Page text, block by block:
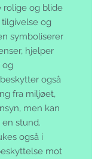
rolige og blide
og
symboliserer
hjelper
og
også
fra miljøet,
men kan
stund.
også i
mot